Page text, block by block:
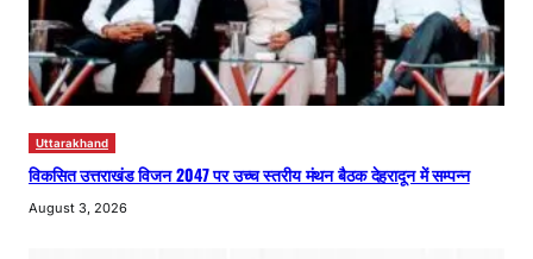
Uttarakhand
विकसित उत्तराखंड विजन 2047 पर उच्च स्तरीय मंथन बैठक देहरादून में सम्पन्न
August 3, 2026